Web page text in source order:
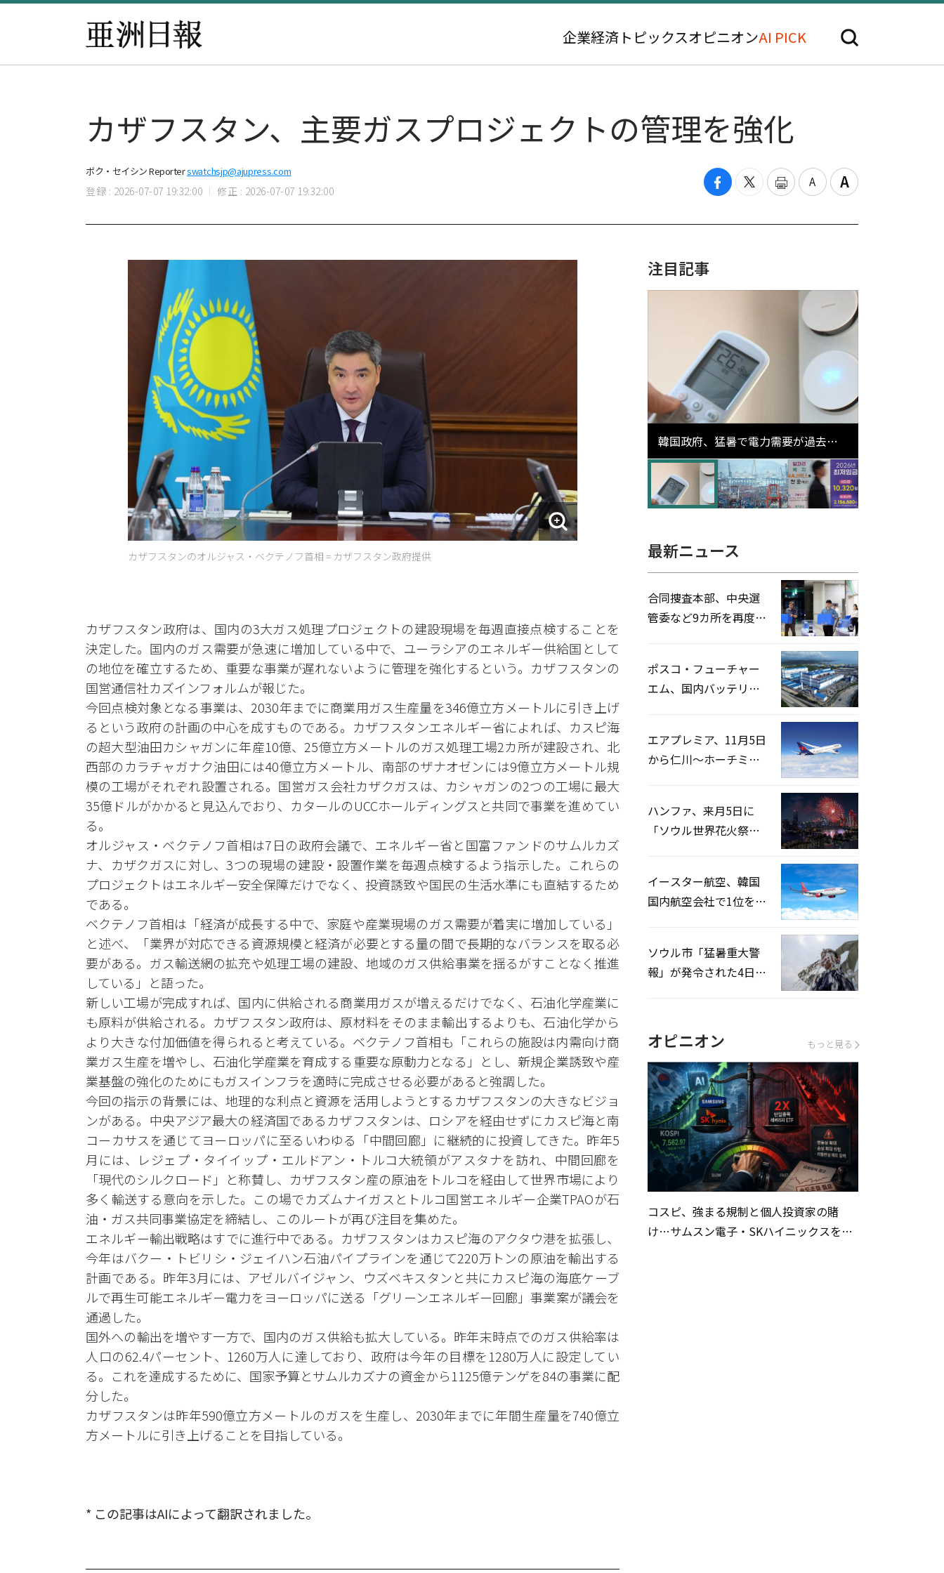
企業経済 トピックスオピニオンAI PICK
カザフスタン、主要ガスプロジェクトの管理を強化
ボク・セイシン Reporterswatchsjp@ajupress.com
登録 : 2026-07-07 19:32:00 修正 : 2026-07-07 19:32:00
カザフスタンのオルジャス・ベクテノフ首相 = カザフスタン政府提供
カザフスタン政府は、国内の3大ガス処理プロジェクトの建設現場を毎週直接点検することを
決定した。国内のガス需要が急速に増加している中で、ユーラシアのエネルギー供給国として
の地位を確立するため、重要な事業が遅れないように管理を強化するという。カザフスタンの
国営通信社カズインフォルムが報じた。
今回点検対象となる事業は、2030年までに商業用ガス生産量を346億立方メートルに引き上げ
るという政府の計画の中心を成すものである。カザフスタンエネルギー省によれば、カスピ海
の超大型油田カシャガンに年産10億、25億立方メートルのガス処理工場2カ所が建設され、北
西部のカラチャガナク油田には40億立方メートル、南部のザナオゼンには9億立方メートル規
模の工場がそれぞれ設置される。国営ガス会社カザクガスは、カシャガンの2つの工場に最大
35億ドルがかかると見込んでおり、カタールのUCCホールディングスと共同で事業を進めてい
る。
オルジャス・ベクテノフ首相は7日の政府会議で、エネルギー省と国富ファンドのサムルカズ
ナ、カザクガスに対し、3つの現場の建設・設置作業を毎週点検するよう指示した。これらの
プロジェクトはエネルギー安全保障だけでなく、投資誘致や国民の生活水準にも直結するため
である。
ベクテノフ首相は「経済が成長する中で、家庭や産業現場のガス需要が着実に増加している」
と述べ、「業界が対応できる資源規模と経済が必要とする量の間で長期的なバランスを取る必
要がある。ガス輸送網の拡充や処理工場の建設、地域のガス供給事業を揺るがすことなく推進
している」と語った。
新しい工場が完成すれば、国内に供給される商業用ガスが増えるだけでなく、石油化学産業に
も原料が供給される。カザフスタン政府は、原材料をそのまま輸出するよりも、石油化学から
より大きな付加価値を得られると考えている。ベクテノフ首相も「これらの施設は内需向け商
業ガス生産を増やし、石油化学産業を育成する重要な原動力となる」とし、新規企業誘致や産
業基盤の強化のためにもガスインフラを適時に完成させる必要があると強調した。
今回の指示の背景には、地理的な利点と資源を活用しようとするカザフスタンの大きなビジョ
ンがある。中央アジア最大の経済国であるカザフスタンは、ロシアを経由せずにカスピ海と南
コーカサスを通じてヨーロッパに至るいわゆる「中間回廊」に継続的に投資してきた。昨年5
月には、レジェプ・タイイップ・エルドアン・トルコ大統領がアスタナを訪れ、中間回廊を
「現代のシルクロード」と称賛し、カザフスタン産の原油をトルコを経由して世界市場により
多く輸送する意向を示した。この場でカズムナイガスとトルコ国営エネルギー企業TPAOが石
油・ガス共同事業協定を締結し、このルートが再び注目を集めた。
エネルギー輸出戦略はすでに進行中である。カザフスタンはカスピ海のアクタウ港を拡張し、
今年はバクー・トビリシ・ジェイハン石油パイプラインを通じて220万トンの原油を輸出する
計画である。昨年3月には、アゼルバイジャン、ウズベキスタンと共にカスピ海の海底ケーブ
ルで再生可能エネルギー電力をヨーロッパに送る「グリーンエネルギー回廊」事業案が議会を
通過した。
国外への輸出を増やす一方で、国内のガス供給も拡大している。昨年末時点でのガス供給率は
人口の62.4パーセント、1260万人に達しており、政府は今年の目標を1280万人に設定してい
る。これを達成するために、国家予算とサムルカズナの資金から1125億テンゲを84の事業に配
分した。
カザフスタンは昨年590億立方メートルのガスを生産し、2030年までに年間生産量を740億立
方メートルに引き上げることを目指している。
* この記事はAIによって翻訳されました。
注目記事
韓国政府、猛暑で電力需要が過去最
高更新の可能性に需給対応体制を点
検
最新ニュース
合同捜査本部、中央選
管委など9カ所を再度家
ポスコ・フューチャー
エム、国内バッテリー
エアプレミア、11月5日
から仁川〜ホーチミン
ハンファ、来月5日に
「ソウル世界花火祭り
イースター航空、韓国
国内航空会社で1位を記
ソウル市「猛暑重大警
報」が発令された4日、
オピニオン もっと見る
コスピ、強まる規制と個人投資家の賭
け…サムスン電子・SKハイニックスを巡